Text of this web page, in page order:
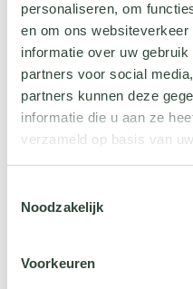
personaliseren, om
en om ons
informatie over uw
partners voor social
partners kunnen deze
informatie die u aan ze
verzameld op basis van
jehier.
Noodzakelijk
Voorkeuren